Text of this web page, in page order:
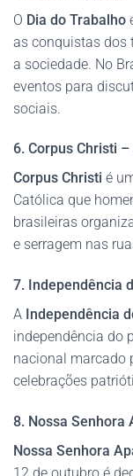
O Dia do Trabalho
as conquistas dos
a sociedade. No
eventos para
sociais.
6. Corpus Christi
Corpus Christi é
Católica que
brasileiras
e serragem nas
7. Independência
A Independência
independência do
nacional marcado
celebrações
8. Nossa Senhora
Nossa Senhora